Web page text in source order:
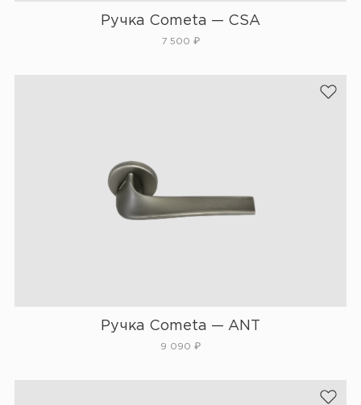
Ручка Cometa — CSA
7 500 ₽
Ручка Cometa — ANT
9 090 ₽